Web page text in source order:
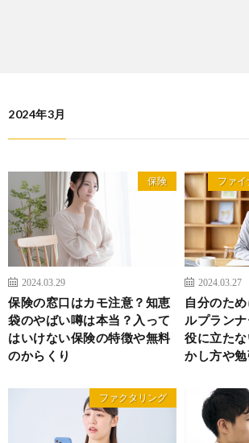
2024年3月
保険
2024.03.29
保険の窓口はカモ注意？知恵
袋のやばい噂は本当？入って
はいけない保険の特徴や無料
のからくり
ファ
2024.03.27
自分のた
ルプラン
役に立た
かし方や
ファクタリング